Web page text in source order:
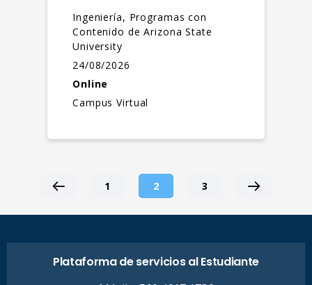
Ingeniería, Programas con
Contenido de Arizona State
University
24/08/2026
Online
Campus Virtual
1 2 3